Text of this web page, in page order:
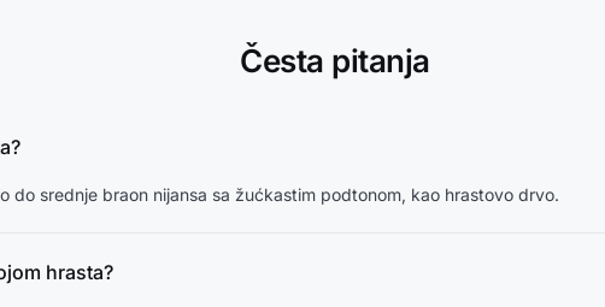
Česta pitanja
do srednje braon nijansa sa žućkastim podtonom, kao hrastovo drvo.
hrasta?